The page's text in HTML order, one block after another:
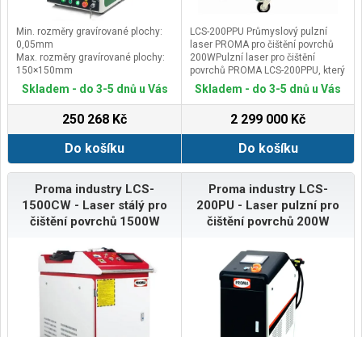
Min. rozměry gravírované plochy:
0,05mm
Max. rozměry gravírované plochy:
150×150mm
Výkon laseru: 30 W - volitelně 50 W
nebo 100W
Vlnová délka laseru: 1064 nm
Skladem - do 3-5 dnů u Vás
250 268 Kč
Do košíku
LCS-200PPU Průmyslový pulzní
laser PROMA pro čištění povrchů
200WPulzní laser pro čištění
povrchů PROMA LCS-200PPU, který
je vyráběn v EU je moderním
řešením určeným pro přesné a
efektivní čištění různých druhů i
slabších povrchů. Díly vysoké
efektivitě výkonu paprsku
neprohřívá slabší materiály natolik,
nežádoucímu pnutí.Pulzní laser
vydává laserový paprsek ve formě
pulzů. To znamená, že laserová
energie se koncentruje ve velmi
krátkém čase a pouze v malé míře
laser je vhodný pro aplikace, které
vyžadují vysoký špičkový výkon a
rychlou dobu odezvy s nízkým
stupněm prohřátí podkladového
materiálu.Čistící průmyslové
lasery PROMA řady PPU jsou
vybaveny pokročilým optickým
Skladem - do 3-5 dnů u Vás
2 299 000 Kč
Do košíku
Proma industry LCS-
1500CW - Laser stálý pro
čištění povrchů 1500W
Proma industry LCS-
200PU - Laser pulzní pro
čištění povrchů 200W